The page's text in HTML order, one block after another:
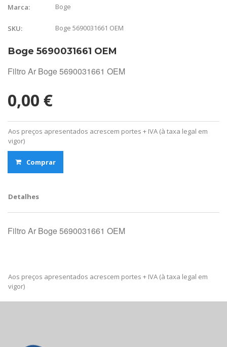
Marca: Boge
SKU: Boge 5690031661 OEM
Boge 5690031661 OEM
Filtro Ar Boge 5690031661 OEM
0,00 €
Aos preços apresentados acrescem portes + IVA (à taxa legal em
vigor)
Comprar
Detalhes
Filtro Ar Boge 5690031661 OEM
Aos preços apresentados acrescem portes + IVA (à taxa legal em
vigor)